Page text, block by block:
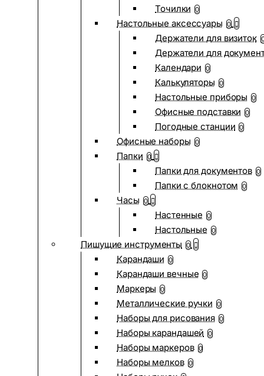
Точилки 0
Настольные аксессуары 0
Держатели для визиток
Держатели для
Календари 0
Калькуляторы 0
Настольные приборы 0
Офисные подставки 0
Погодные станции 0
Офисные наборы 0
Папки 0
Папки для документов 0
Папки с блокнотом 0
Часы 0
Настенные 0
Настольные 0
Пишущие инструменты 0
Карандаши 0
Карандаши вечные 0
Маркеры 0
Металлические ручки 0
Наборы для рисования 0
Наборы карандашей 0
Наборы маркеров 0
Наборы мелков 0